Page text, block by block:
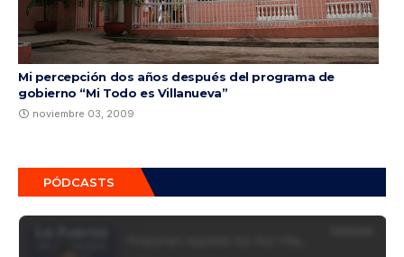
Mi percepción dos años después del programa de
gobierno “Mi Todo es Villanueva”
noviembre 03, 2009
PÓDCASTS